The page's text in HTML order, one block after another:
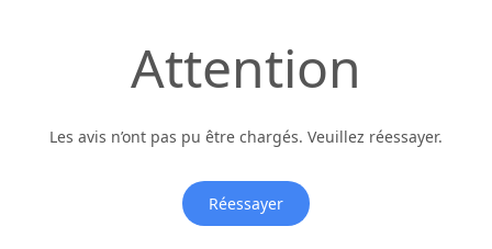
Attention
Les avis n’ont pas pu être chargés. Veuillez réessayer.
Réessayer